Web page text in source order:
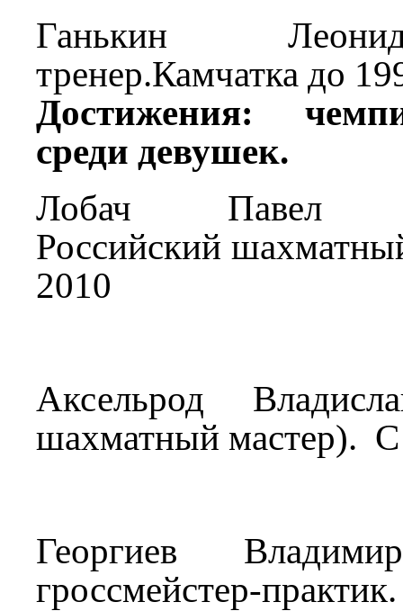
Ганькин
тренер.Камчатка до
Достижения:
среди девушек.
Лобач Павел
Российский
2010
Аксельрод
шахматный мастер). С
Георгиев
гроссмейстер-